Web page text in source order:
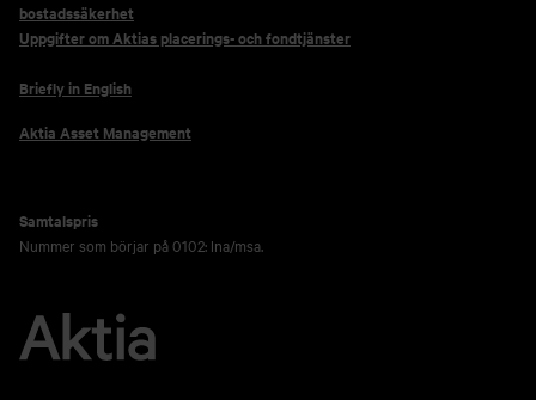
bostadssäkerhet
Uppgifter om Aktias placerings- och fondtjänster
Briefly in English
Aktia Asset Management
Samtalspris
Nummer som börjar på 0102: lna/msa.